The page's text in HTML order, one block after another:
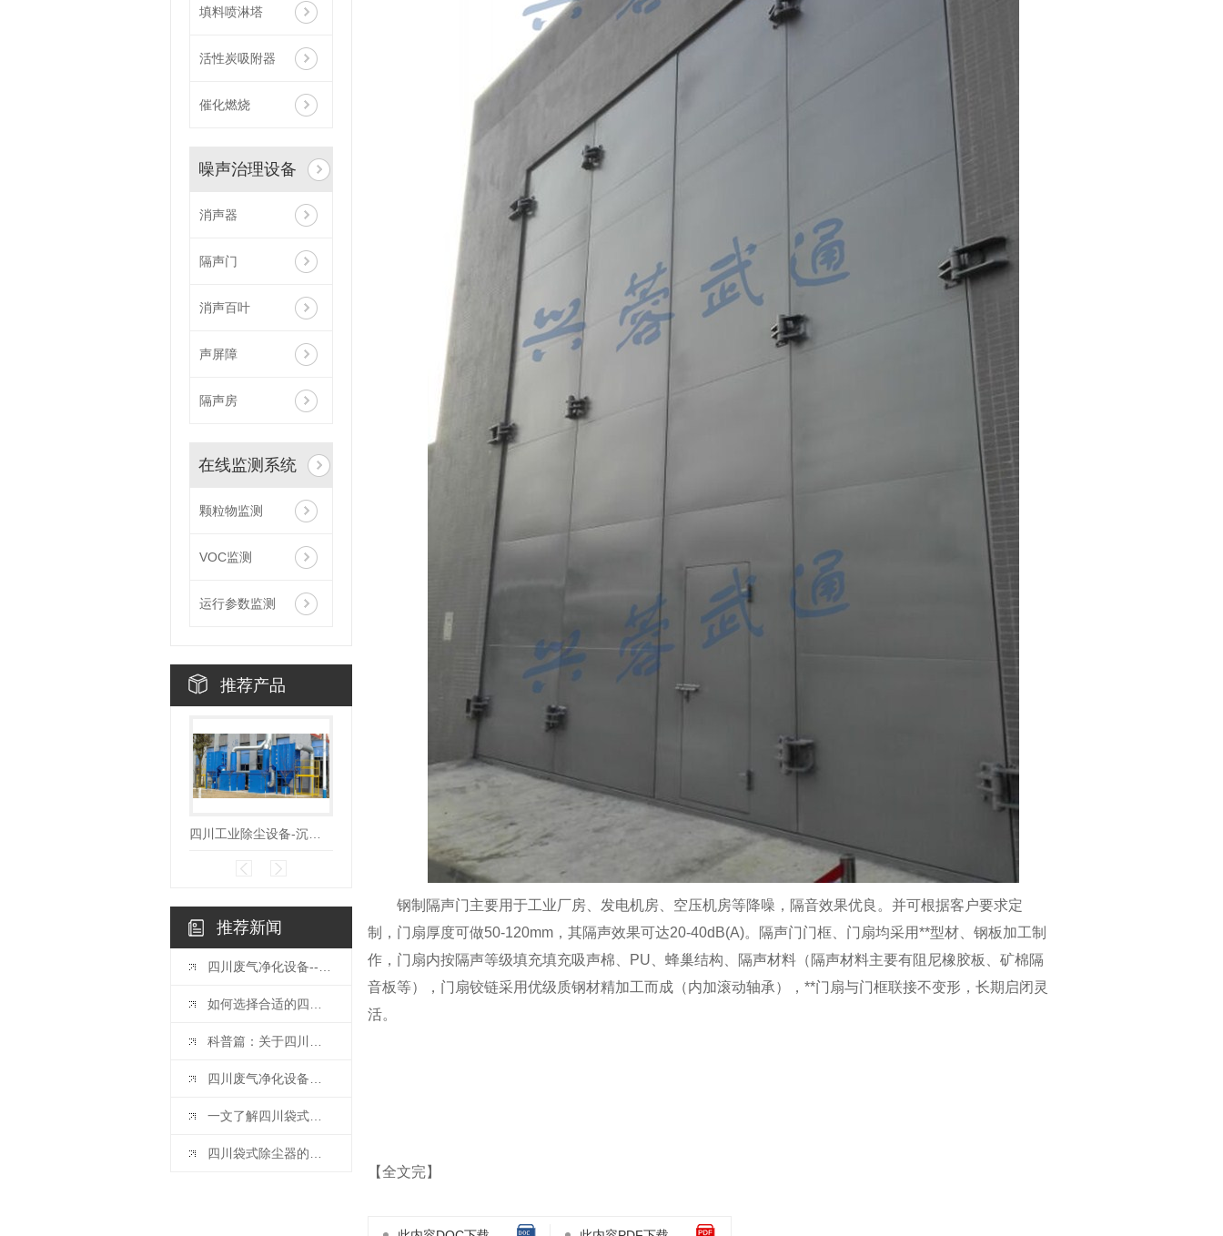
填料喷淋塔
活性炭吸附器
催化燃烧
噪声治理设备
消声器
隔声门
消声百叶
声屏障
隔声房
在线监测系统
颗粒物监测
VOC监测
运行参数监测
推荐产品
四川工业除尘设备-沉流式滤筒除尘器
推荐新闻
四川废气净化设备--活性炭吸附装置的维护注意事项
如何选择合适的四川工业除尘设备
科普篇：关于四川废气净化设备你都清楚吗？
四川废气净化设备厂家带你了解喷淋塔保养维护的技巧
一文了解四川袋式除尘器巡检与安全注意事项
四川袋式除尘器的工作原理
钢制隔声门主要用于工业厂房、发电机房、空压机房等降噪，隔音效果优良。并可根据客户要求定
制，门扇厚度可做50-120mm，其隔声效果可达20-40dB(A)。隔声门门框、门扇均采用**型材、钢板加工制
作，门扇内按隔声等级填充填充吸声棉、PU、蜂巢结构、隔声材料（隔声材料主要有阻尼橡胶板、矿棉隔
音板等），门扇铰链采用优级质钢材精加工而成（内加滚动轴承），**门扇与门框联接不变形，长期启闭灵
活。
【全文完】